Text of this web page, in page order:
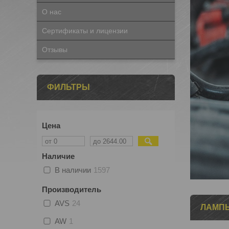
О нас
Сертификаты и лицензии
Отзывы
ФИЛЬТРЫ
Цена
Наличие
В наличии 1597
Производитель
AVS 24
AW 1